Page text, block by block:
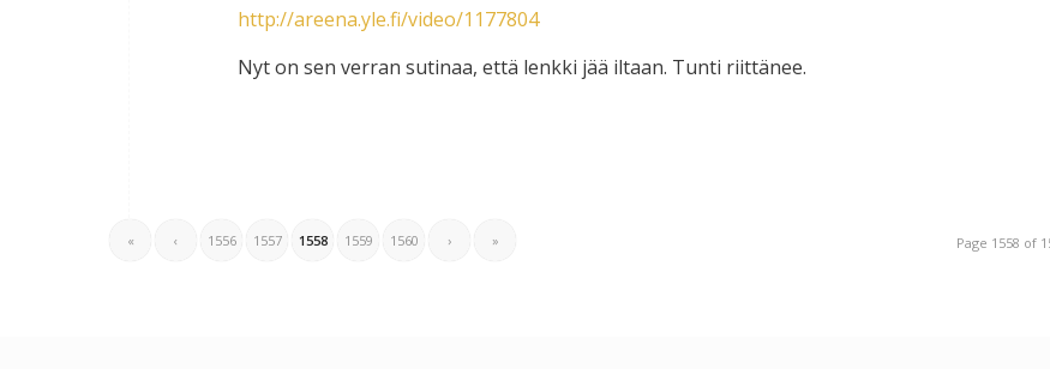
http://areena.yle.fi/video/1177804
Nyt on sen verran sutinaa, että lenkki jää iltaan. Tunti riittänee.
Page 1558 of
« ‹ 1556 1557 1558 1559 1560 › »